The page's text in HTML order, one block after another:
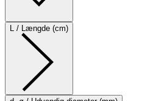
L / Længde (cm)